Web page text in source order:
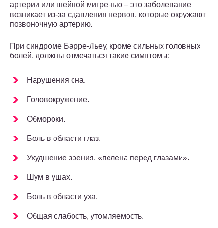
артерии или шейной мигренью – это заболевание
возникает из-за сдавления нервов, которые окружают
позвоночную артерию.
При синдроме Барре-Льеу, кроме сильных головных
болей, должны отмечаться такие симптомы:
Нарушения сна.
Головокружение.
Обмороки.
Боль в области глаз.
Ухудшение зрения, «пелена перед глазами».
Шум в ушах.
Боль в области уха.
Общая слабость, утомляемость.